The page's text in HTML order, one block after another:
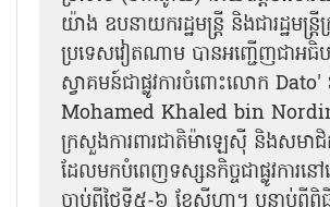
យ៉ាង ឧបនាយករដ្ឋមន្ត្រី និងជារដ្ឋមន្ត្រី
ប្រទេសវៀតណាម បានអញ្ជើញជាអធិ
ស្វាគមន៍ជាផ្លូវការ​ចំពោះលោក
Mohamed Khaled bin Nordin
ក្រសួងការពារជាតិម៉ាឡេស៊ី និងសមា
ដែលមកបំពេញទស្សនកិច្ចជាផ្លូវការន